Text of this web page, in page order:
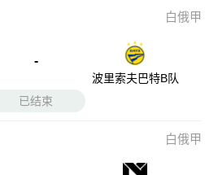
白俄甲
-
波里索夫巴特B队
已结束
白俄甲